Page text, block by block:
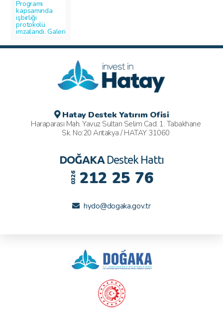
Hatay Destek Yatırım Ofisi
Haraparası Mah. Yavuz Sultan Selim Cad. 1. Tabakhane
Sk. No:20 Antakya / HATAY 31060
DOĞAKA Destek Hattı
0326 212 25 76
hydo@dogaka.gov.tr